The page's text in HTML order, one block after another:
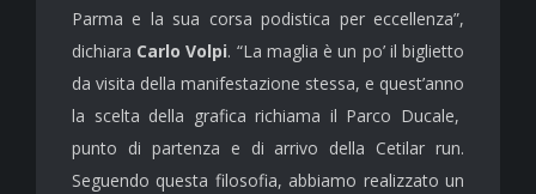
Parma e la sua corsa podistica per eccellenza”,
dichiara Carlo Volpi. “La maglia è un po’ il biglietto
da visita della manifestazione stessa, e quest’anno
la scelta della grafica richiama il Parco Ducale,
punto di partenza e di arrivo della Cetilar run.
Seguendo questa filosofia, abbiamo realizzato un